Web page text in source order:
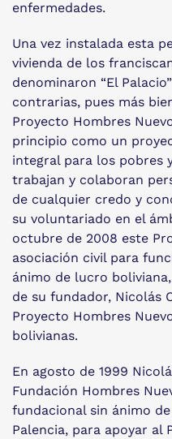
enfermedades.
Una vez instalada esta
vivienda de los
denominaron “El
contrarias, pues más
Proyecto Hombres
principio como un
integral para los pobres
trabajan y colaboran
de cualquier credo y
su voluntariado en el
octubre de 2008 este
asociación civil para
ánimo de lucro
de su fundador, Nicolás
Proyecto Hombres
bolivianas.
En agosto de 1999
Fundación Hombres
fundacional sin ánimo
Palencia, para apoyar al